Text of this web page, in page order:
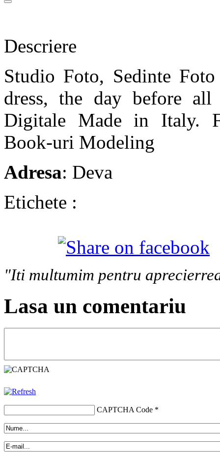
Descriere
Studio Foto, Sedinte
dress, the day before
Digitale Made in Italy.
Book-uri Modeling
Adresa: Deva
Etichete :
"Iti multumim pentru
Lasa un comentariu
CAPTCHA Code *